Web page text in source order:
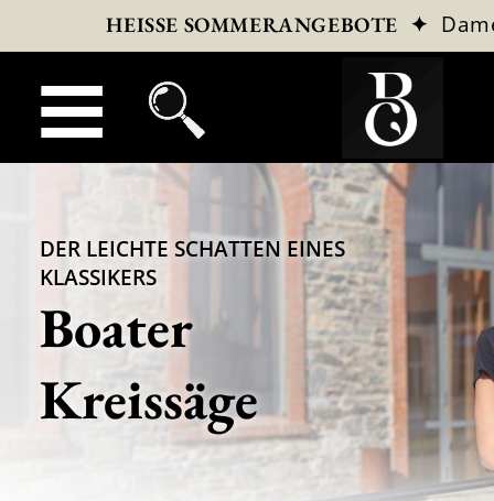
HEISSE SOMMERANGEBOTE ✦
DER LEICHTE SCHATTEN EINES
KLASSIKERS
Boater
Kreissäge